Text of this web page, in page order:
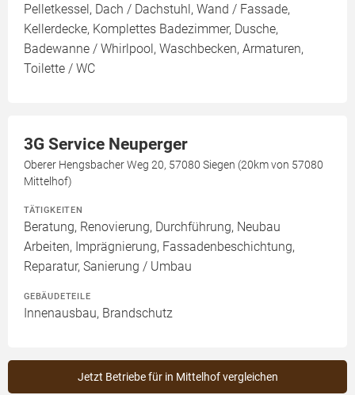
Pelletkessel, Dach / Dachstuhl, Wand / Fassade,
Kellerdecke, Komplettes Badezimmer, Dusche,
Badewanne / Whirlpool, Waschbecken, Armaturen,
Toilette / WC
3G Service Neuperger
Oberer Hengsbacher Weg 20, 57080 Siegen (20km von 57080
Mittelhof)
TÄTIGKEITEN
Beratung, Renovierung, Durchführung, Neubau
Arbeiten, Imprägnierung, Fassadenbeschichtung,
Reparatur, Sanierung / Umbau
GEBÄUDETEILE
Innenausbau, Brandschutz
Jetzt Betriebe für in Mittelhof vergleichen